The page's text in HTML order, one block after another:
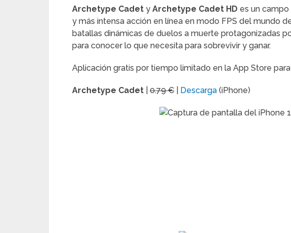
Archetype Cadet y Archetype Cadet HD es un
y más intensa acción en línea en modo FPS del mundo
batallas dinámicas de duelos a muerte protagonizadas
para conocer lo que necesita para sobrevivir y ganar.
Aplicación gratis por tiempo limitado en la App Store
Archetype Cadet 0.79 € Descarga (iPhone)